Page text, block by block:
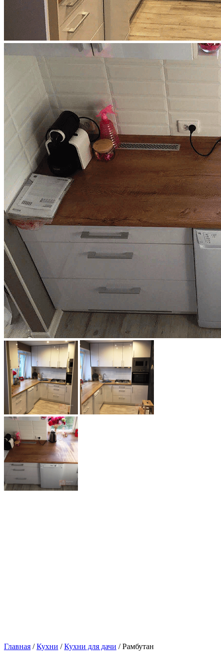
Главная /Кухни /Кухни для дачи / Рамбутан